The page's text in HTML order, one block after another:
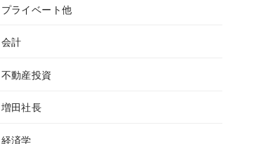
プライベート他
会計
不動産投資
増田社長
経済学